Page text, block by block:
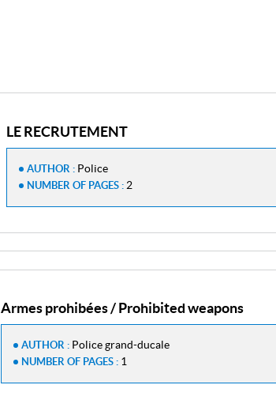
LE RECRUTEMENT
AUTHOR : Police
NUMBER OF PAGES : 2
Armes prohibées / Prohibited weapons
AUTHOR : Police grand-ducale
NUMBER OF PAGES : 1